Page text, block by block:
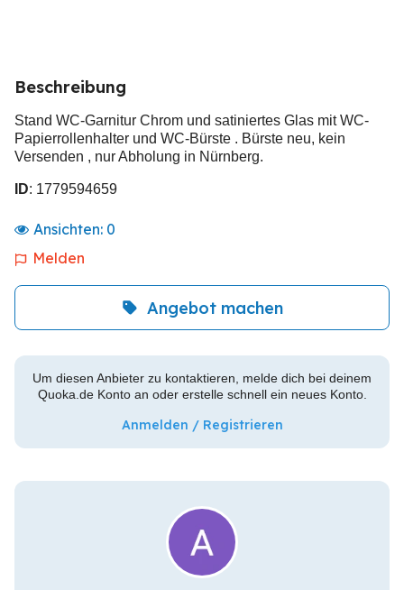
Beschreibung
Stand WC-Garnitur Chrom und satiniertes Glas mit WC-
Papierrollenhalter und WC-Bürste . Bürste neu, kein
Versenden , nur Abholung in Nürnberg.
ID: 1779594659
Ansichten: 0
Melden
Angebot machen
Um diesen Anbieter zu kontaktieren, melde dich bei deinem
Quoka.de Konto an oder erstelle schnell ein neues Konto.
Anmelden / Registrieren